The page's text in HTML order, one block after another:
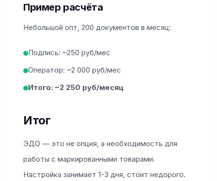
Пример расчёта
Небольшой опт, 200 документов в месяц:
Подпись: ~250 руб/мес
Оператор: ~2 000 руб/мес
Итого: ~2 250 руб/месяц
Итог
ЭДО — это не опция, а необходимость для
работы с маркированными товарами.
Настройка занимает 1-3 дня, стоит недорого.